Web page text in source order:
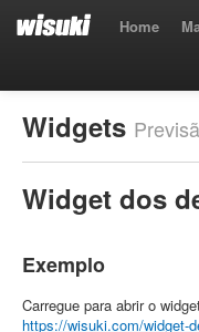
Home
Widgets
Widget dos
Exemplo
Carregue para abrir o
https://wisuki.com/widget-